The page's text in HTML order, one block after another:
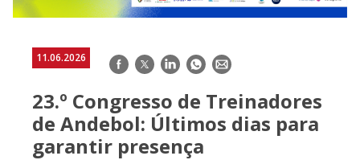
11.06.2026 Facebook
TwitterLinkedInWhatsApp
E-
23.º Congresso de Treinadores
de Andebol: Últimos dias para
garantir presença